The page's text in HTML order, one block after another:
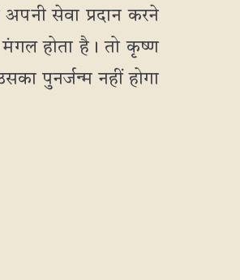
सेवा प्रदान करने
होता है। तो कृष्ण
पुनर्जन्म नहीं होगा